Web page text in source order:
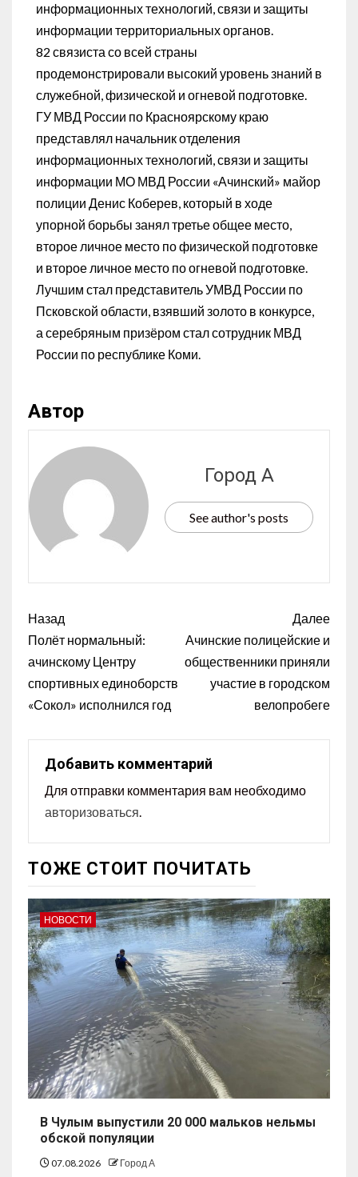
информационных технологий, связи и защиты
информации территориальных органов.
82 связиста со всей страны
продемонстрировали высокий уровень знаний в
служебной, физической и огневой подготовке.
ГУ МВД России по Красноярскому краю
представлял начальник отделения
информационных технологий, связи и защиты
информации МО МВД России «Ачинский» майор
полиции Денис Коберев, который в ходе
упорной борьбы занял третье общее место,
второе личное место по физической подготовке
и второе личное место по огневой подготовке.
Лучшим стал представитель УМВД России по
Псковской области, взявший золото в конкурсе,
а серебряным призёром стал сотрудник МВД
России по республике Коми.
Автор
Город А
See author's posts
Назад
Полёт нормальный:
ачинскому Центру
спортивных единоборств
«Сокол» исполнился год
Далее
Ачинские полицейские и
общественники приняли
участие в городском
велопробеге
Добавить комментарий
Для отправки комментария вам необходимо
авторизоваться.
ТОЖЕ СТОИТ ПОЧИТАТЬ
НОВОСТИ
В Чулым выпустили 20 000 мальков нельмы
обской популяции
07.08.2026 Город А